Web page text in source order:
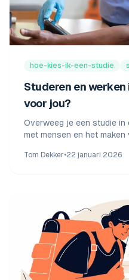
hoe-kies-ik-een-studie
Studeren en
voor jou?
Overweeg je een studie
met mensen en het
Tom Dekker•22 januari 2026